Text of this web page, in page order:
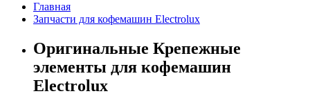
Главная
Запчасти для кофемашин Electrolux
Оригинальные Крепежные
элементы для кофемашин
Electrolux